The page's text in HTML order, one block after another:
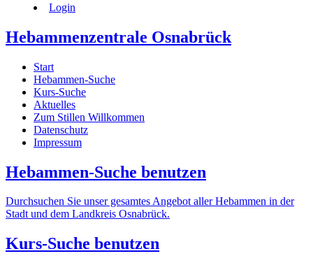
Login
Hebammenzentrale Osnabrück
Start
Hebammen-Suche
Kurs-Suche
Aktuelles
Zum Stillen Willkommen
Datenschutz
Impressum
Hebammen-Suche benutzen
Durchsuchen Sie unser gesamtes Angebot aller Hebammen in der
Stadt und dem Landkreis Osnabrück.
Kurs-Suche benutzen